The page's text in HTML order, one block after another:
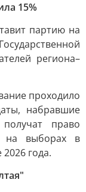
15%
партию на
региона–
проходило
набравшие
право
на выборах в
года.